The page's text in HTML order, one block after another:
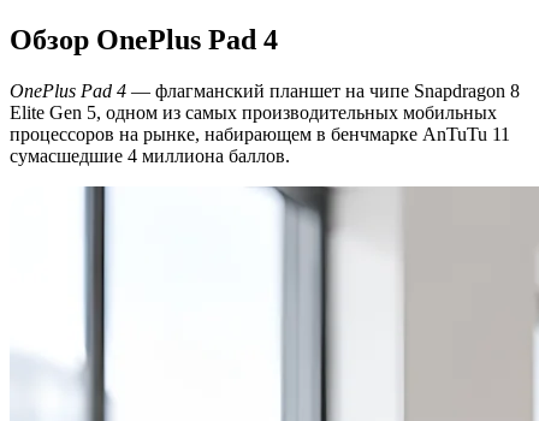
Обзор OnePlus Pad 4
OnePlus Pad 4 — флагманский планшет на чипе Snapdragon 8
Elite Gen 5, одном из самых производительных мобильных
процессоров на рынке, набирающем в бенчмарке AnTuTu 11
сумасшедшие 4 миллиона баллов.